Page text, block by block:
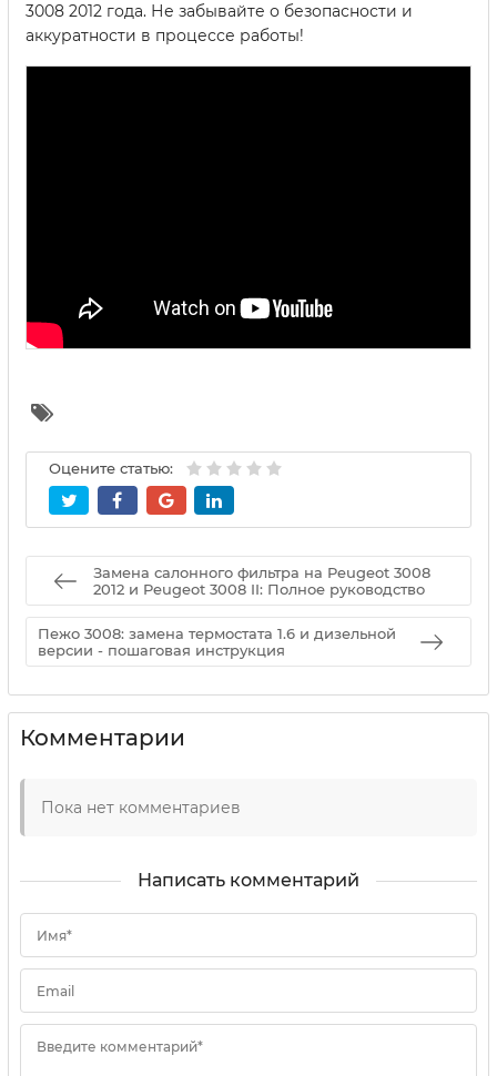
3008 2012 года. Не забывайте о безопасности и
аккуратности в процессе работы!
Оцените статью:
Замена салонного фильтра на Peugeot 3008
2012 и Peugeot 3008 II: Полное руководство
Пежо 3008: замена термостата 1.6 и дизельной
версии - пошаговая инструкция
Комментарии
Пока нет комментариев
Написать комментарий
Имя*
Email
Введите комментарий*